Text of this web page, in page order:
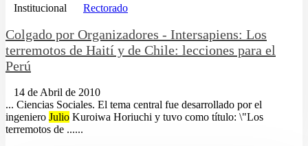
Institucional Rectorado
Colgado por Organizadores - Intersapiens: Los
terremotos de Haití y de Chile: lecciones para el
Perú
14 de Abril de 2010
... Ciencias Sociales. El tema central fue desarrollado por el
ingeniero Julio Kuroiwa Horiuchi y tuvo como título: \"Los
terremotos de ......